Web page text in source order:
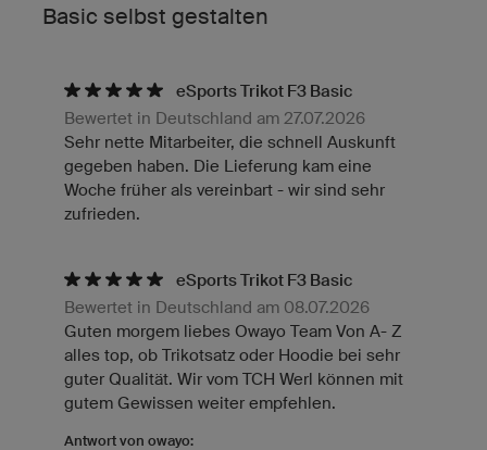
Basic selbst gestalten
eSports Trikot F3 Basic
Bewertet in Deutschland am 27.07.2026
Sehr nette Mitarbeiter, die schnell Auskunft
gegeben haben. Die Lieferung kam eine
Woche früher als vereinbart - wir sind sehr
zufrieden.
eSports Trikot F3 Basic
Bewertet in Deutschland am 08.07.2026
Guten morgem liebes Owayo Team Von A- Z
alles top, ob Trikotsatz oder Hoodie bei sehr
guter Qualität. Wir vom TCH Werl können mit
gutem Gewissen weiter empfehlen.
Antwort von owayo: